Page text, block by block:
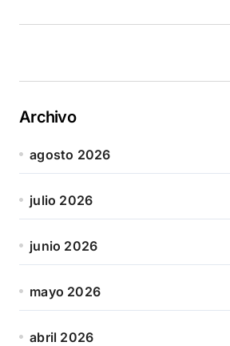
Archivo
agosto 2026
julio 2026
junio 2026
mayo 2026
abril 2026